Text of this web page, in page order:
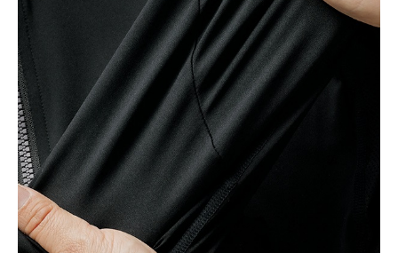
¥15,950(税込)
BLACK/LIGHT GR
EY STITCH
M
¥15,950(税込)
カートに入れる
BLACK/LIGHT GR
EY STITCH
L
¥15,950(税込)
カートに入れる